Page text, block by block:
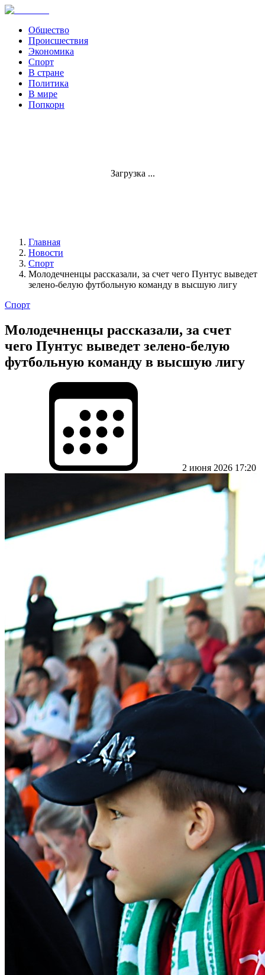
Общество
Происшествия
Экономика
Спорт
В стране
Политика
В мире
Попкорн
Загрузка ...
Главная
Новости
Спорт
Молодечненцы рассказали, за счет чего Пунтус выведет
зелено-белую футбольную команду в высшую лигу
Спорт
Молодечненцы рассказали, за счет
чего Пунтус выведет зелено-белую
футбольную команду в высшую лигу
2 июня 2026 17:20